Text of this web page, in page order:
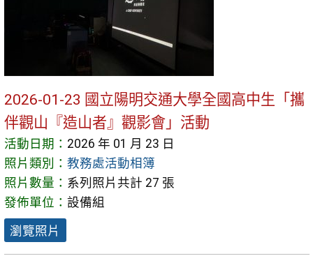
2026-01-23 國立陽明交通大學全國高中生「攜
伴觀山『造山者』觀影會」活動
活動日期： 2026 年 01 月 23 日
照片類別： 教務處活動相簿
照片數量： 系列照片共計 27 張
發佈單位： 設備組
瀏覽照片